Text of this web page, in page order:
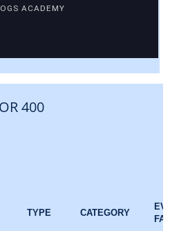
ACADEMY
400
TYPE CATEGORY